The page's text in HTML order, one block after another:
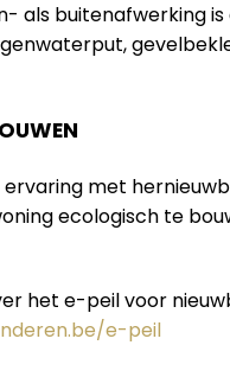
als buitenafwerking
ervaring met
ecologisch te
het e-peil voor
e-peil